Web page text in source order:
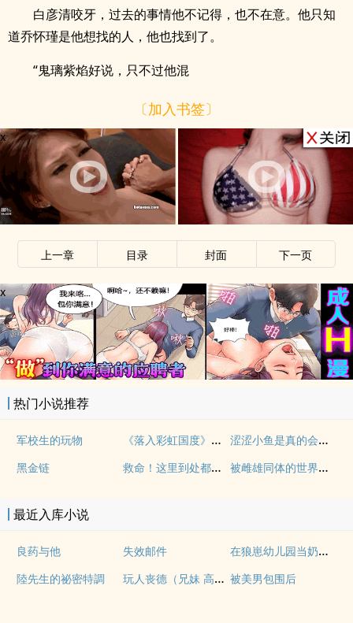
白彦清咬牙，过去的事情他不记得，也不在意。他只知
道乔怀瑾是他想找的人，他也找到了。
“鬼璃紫焰好说，只不过他混
〔加入书签〕
x
上一章 目录 封面 下一页
x
热门小说推荐
军校生的玩物 《落入彩虹国度》穿越+西幻+言情 涩涩小鱼是真的会被干透
黑金链 救命！这里到处都是阴暗批（西幻NPH） 被雌雄同体的世界爆炒了（玄幻nph）
最近入库小说
良药与他 失效邮件 在狼崽幼儿园当奶爸的日常
陸先生的祕密特調 玩人丧德（兄妹 高H） 被美男包围后